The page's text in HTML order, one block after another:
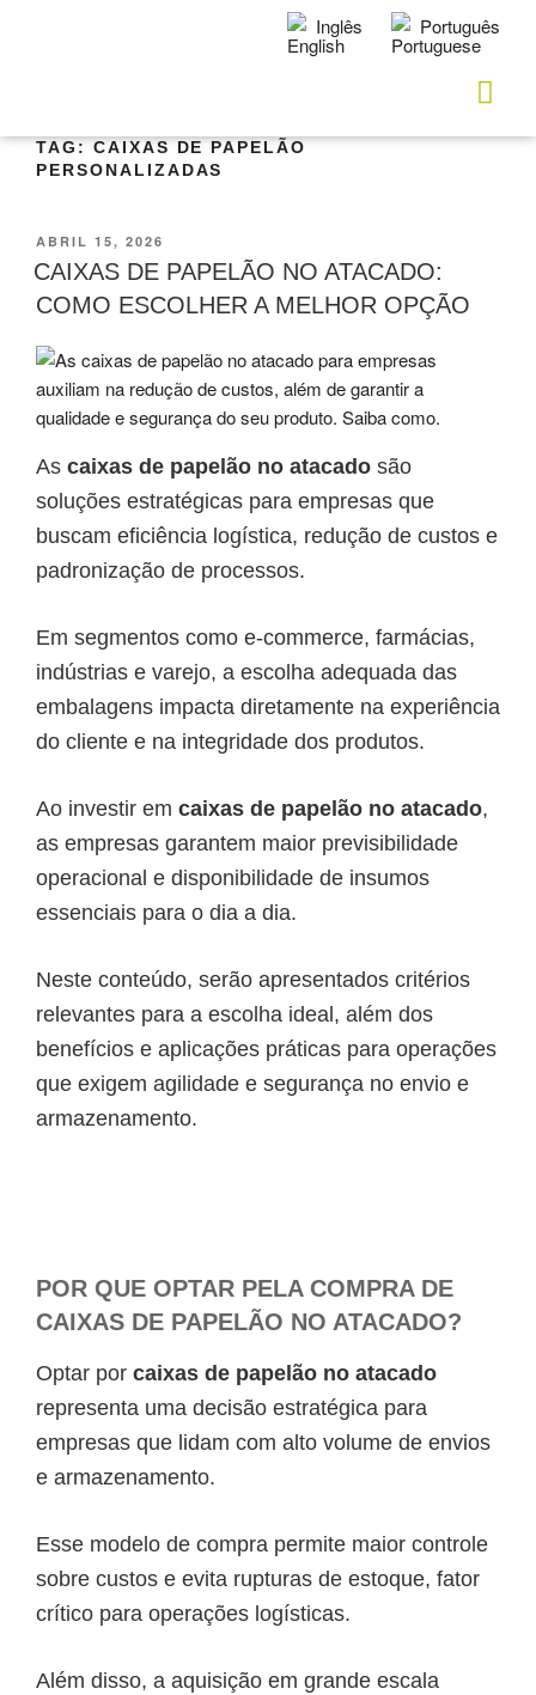
Inglês Português
TAG: CAIXAS DE PAPELÃO
PERSONALIZADAS
ABRIL 15, 2026
CAIXAS DE PAPELÃO NO ATACADO:
COMO ESCOLHER A MELHOR OPÇÃO
As caixas de papelão no atacado são
soluções estratégicas para empresas que
buscam eficiência logística, redução de custos e
padronização de processos.
Em segmentos como e-commerce, farmácias,
indústrias e varejo, a escolha adequada das
embalagens impacta diretamente na experiência
do cliente e na integridade dos produtos.
Ao investir em caixas de papelão no atacado,
as empresas garantem maior previsibilidade
operacional e disponibilidade de insumos
essenciais para o dia a dia.
Neste conteúdo, serão apresentados critérios
relevantes para a escolha ideal, além dos
benefícios e aplicações práticas para operações
que exigem agilidade e segurança no envio e
armazenamento.
POR QUE OPTAR PELA COMPRA DE
CAIXAS DE PAPELÃO NO ATACADO?
Optar por caixas de papelão no atacado
representa uma decisão estratégica para
empresas que lidam com alto volume de envios
e armazenamento.
Esse modelo de compra permite maior controle
sobre custos e evita rupturas de estoque, fator
crítico para operações logísticas.
Além disso, a aquisição em grande escala